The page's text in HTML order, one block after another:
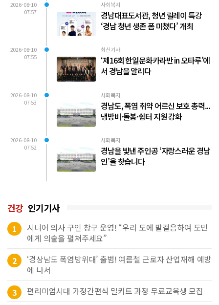
2026-08-10
07:57
사회복지
경남대표도서관, 청년 릴레이 특강
‘경남 청년 생존 폼 미쳤다’ 개최
2026-08-10
07:55
최신기사
‘제16회 한일문화카라반 in 오타루’에
서 경남을 알리다
2026-08-10
07:53
사회복지
경남도, 폭염 취약 어르신 보호 총력...
냉방비·돌봄·쉼터 지원 강화
2026-08-10
07:52
사회복지
경남을 빛낸 주인공 ‘자랑스러운 경남
인’을 찾습니다
건강 인기기사
1
시니어 의사 구인 창구 운영! “우리 도에 발걸음하여 도민
에게 의술을 펼쳐주세요”
2
‘경상남도 폭염방위대’ 출범! 여름철 근로자 산업재해 예방
에 나서
3
편리미엄시대 가정간편식 밀키트 과정 무료교육생 모집